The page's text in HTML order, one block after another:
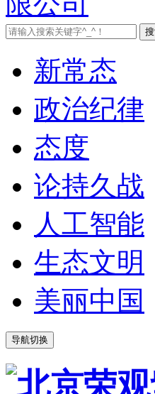
新常态
政治纪律
态度
论持久战
人工智能
生态文明
美丽中国
导航切换